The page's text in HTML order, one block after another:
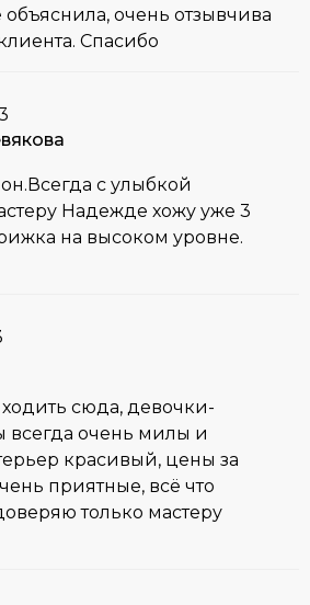
объяснила, очень отзывчива
Спасибо
с улыбкой
Надежде хожу уже 3
на высоком уровне.
сюда, девочки-
всегда очень милы и
красивый, цены за
приятные, всё что
только мастеру